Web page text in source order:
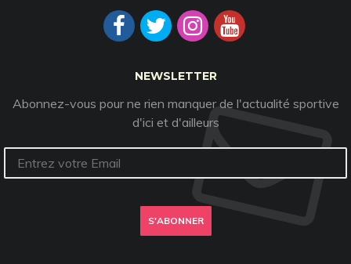
NEWSLETTER
Abonnez-vous pour ne rien manquer de l'actualité sportive
d'ici et d'ailleurs
S'ABONNER